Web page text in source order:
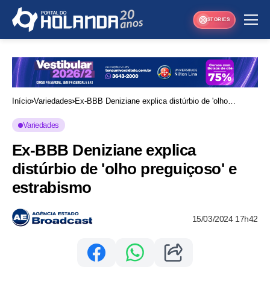
STORIES
Início Variedades Ex-BBB Deniziane explica distúrbio de 'olho
Variedades
Ex-BBB Deniziane explica
distúrbio de 'olho preguiçoso' e
estrabismo
15/03/2024 17h42